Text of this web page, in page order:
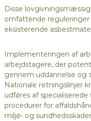
Disse
omfattende
eksisterende
Implementeringen af
arbejdstagere, der
gennem uddannelse og
Nationale retningslinjer
udføres af
procedurer for
miljø- og